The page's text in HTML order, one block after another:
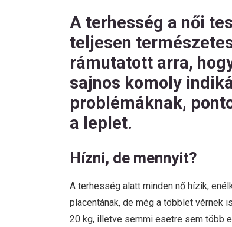
A terhesség a női
teljesen
rámutatott arra,
sajnos komoly
problémáknak,
a leplet.
Hízni, de mennyit?
A terhesség alatt minden nő hízik,
placentának, de még a többlet vérnek
20 kg, illetve semmi esetre sem több